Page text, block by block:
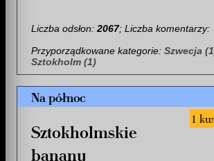
Liczba odsłon: 2067; Liczba komentarzy:
Przyporządkowane kategorie: Szwecja
Sztokholm (1)
Na północ
1
Sztokholmskie
banany